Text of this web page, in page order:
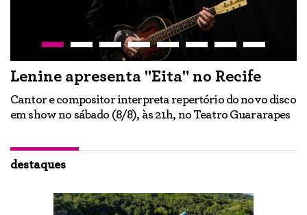
Lenine apresenta "Eita" no Recife
Cantor e compositor interpreta repertório do novo disco
em show no sábado (8/8), às 21h, no Teatro Guararapes
destaques